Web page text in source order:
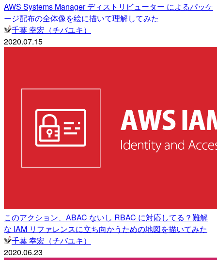
AWS Systems Manager ディストリビューター によるパッケ
ージ配布の全体像を絵に描いて理解してみた
千葉 幸宏（チバユキ）
2020.07.15
このアクション、ABAC ないし RBAC に対応してる？難解
な IAM リファレンスに立ち向かうための地図を描いてみた
千葉 幸宏（チバユキ）
2020.06.23